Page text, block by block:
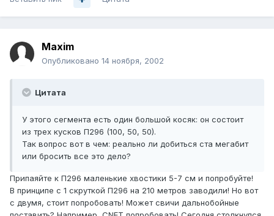
Maxim
Опубликовано 14 ноября, 2002
Цитата
У этого сегмента есть один большой косяк: он состоит
из трех кусков П296 (100, 50, 50).
Так вопрос вот в чем: реально ли добиться ста мегабит
или бросить все это дело?
Припаяйте к П296 маленькие хвостики 5-7 см и попробуйте!
В принципе с 1 скруткой П296 на 210 метров заводили! Но вот
с двумя, стоит попробовать! Может свичи дальнобойные